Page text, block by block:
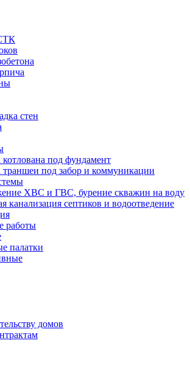
стен
котлована под фундамент
траншеи под забор и коммуникации
ХВС и ГВС, бурение скважин на воду
канализация септиков и водоотведение
работы
палатки
домов